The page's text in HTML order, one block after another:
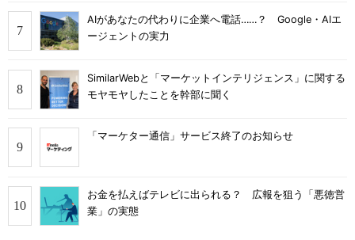
AIがあなたの代わりに企業へ電話……？ Google・AIエ
ージェントの実力
SimilarWebと「マーケットインテリジェンス」に関する
モヤモヤしたことを幹部に聞く
「マーケター通信」サービス終了のお知らせ
お金を払えばテレビに出られる？ 広報を狙う「悪徳営
業」の実態